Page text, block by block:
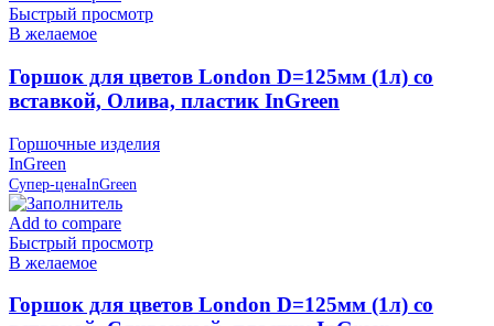
Быстрый просмотр
В желаемое
Горшок для цветов London D=125мм (1л) со
вставкой, Олива, пластик InGreen
Горшочные изделия
InGreen
Супер-ценаInGreen
Add to compare
Быстрый просмотр
В желаемое
Горшок для цветов London D=125мм (1л) со